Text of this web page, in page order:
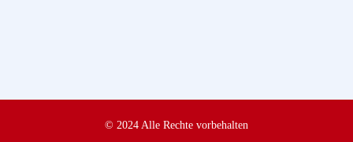
© 2024 Alle Rechte vorbehalten